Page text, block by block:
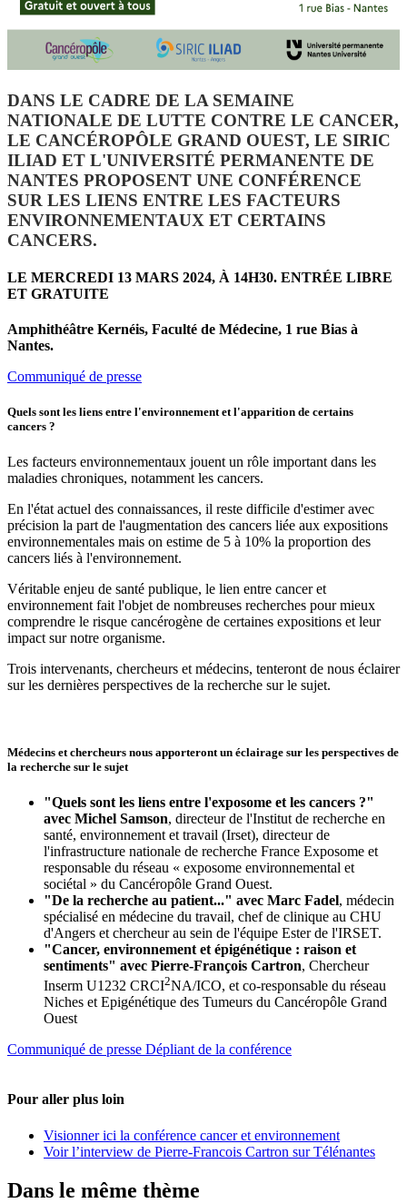
DANS LE CADRE DE LA SEMAINE
NATIONALE DE LUTTE CONTRE LE CANCER,
LE CANCÉROPÔLE GRAND OUEST, LE SIRIC
ILIAD ET L'UNIVERSITÉ PERMANENTE DE
NANTES PROPOSENT UNE CONFÉRENCE
SUR LES LIENS ENTRE LES FACTEURS
ENVIRONNEMENTAUX ET CERTAINS
CANCERS.
LE MERCREDI 13 MARS 2024, À 14H30. ENTRÉE LIBRE
ET GRATUITE
Amphithéâtre Kernéis, Faculté de Médecine, 1 rue Bias à
Nantes.
Communiqué de presse
Quels sont les liens entre l'environnement et l'apparition de certains
cancers ?
Les facteurs environnementaux jouent un rôle important dans les
maladies chroniques, notamment les cancers.
En l'état actuel des connaissances, il reste difficile d'estimer avec
précision la part de l'augmentation des cancers liée aux expositions
environnementales mais on estime de 5 à 10% la proportion des
cancers liés à l'environnement.
Véritable enjeu de santé publique, le lien entre cancer et
environnement fait l'objet de nombreuses recherches pour mieux
comprendre le risque cancérogène de certaines expositions et leur
impact sur notre organisme.
Trois intervenants, chercheurs et médecins, tenteront de nous éclairer
sur les dernières perspectives de la recherche sur le sujet.
Médecins et chercheurs nous apporteront un éclairage sur les perspectives de
la recherche sur le sujet
"Quels sont les liens entre l'exposome et les cancers ?"
avec Michel Samson, directeur de l'Institut de recherche en
santé, environnement et travail (Irset), directeur de
l'infrastructure nationale de recherche France Exposome et
responsable du réseau « exposome environnemental et
sociétal » du Cancéropôle Grand Ouest.
"De la recherche au patient..." avec Marc Fadel, médecin
spécialisé en médecine du travail, chef de clinique au CHU
d'Angers et chercheur au sein de l'équipe Ester de l'IRSET.
"Cancer, environnement et épigénétique : raison et
sentiments" avec Pierre-François Cartron, Chercheur
Inserm U1232 CRCI2NA/ICO, et co-responsable du réseau
Niches et Epigénétique des Tumeurs du Cancéropôle Grand
Ouest
Communiqué de presse Dépliant de la conférence
Pour aller plus loin
Visionner ici la conférence cancer et environnement
Voir l’interview de Pierre-Francois Cartron sur Télénantes
Dans le même thème